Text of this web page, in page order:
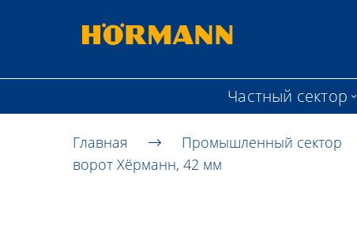
Частный сектор
Главная Промышленный сектор
ворот Хёрманн, 42 мм